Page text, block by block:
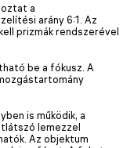
a
arány 6:1. Az
prizmák rendszerével
be a fókusz. A
is működik, a
lemezzel
Az objektum